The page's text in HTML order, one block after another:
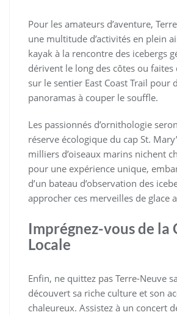
Pour les amateurs d’aventure,
une multitude d’activités en plein
kayak à la rencontre des icebergs
dérivent le long des côtes ou
sur le sentier East Coast Trail pour
panoramas à couper le souffle.
Les passionnés d’ornithologie
réserve écologique du cap St.
milliers d’oiseaux marins nichent
pour une expérience unique,
d’un bateau d’observation des
approcher ces merveilles de glace
Imprégnez-vous de la
Locale
Enfin, ne quittez pas Terre-Neuve
découvert sa riche culture et son
chaleureux. Assistez à un concert